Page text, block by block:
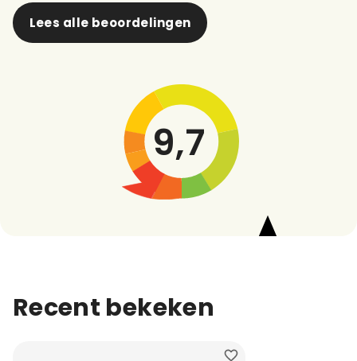
Lees alle beoordelingen
9,7
Recent bekeken